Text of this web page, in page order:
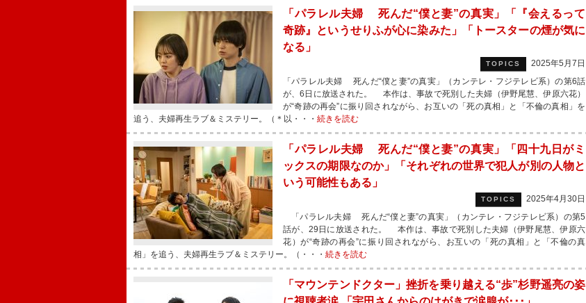
「パラレル夫婦 死んだ“僕と妻”の真実」「『会えるって
奇跡』というせりふが心に染みた」「トースターの煙が気に
なる」
TOPICS
2025年5月7日
「パラレル夫婦 死んだ“僕と妻”の真実」（カンテレ・フジテレビ系）の第6話
が、6日に放送された。 本作は、事故で死別した夫婦（伊野尾慧、伊原六花）
が“奇跡の再会”に振り回されながら、お互いの「死の真相」と「不倫の真相」を
追う、夫婦再生ラブ＆ミステリー。（＊以・・・ 続きを読む
「パラレル夫婦 死んだ“僕と妻”の真実」「四十九日がミ
ックスの期限なのか」「それぞれの世界で犯人が別の人物と
いう可能性もある」
TOPICS
2025年4月30日
「パラレル夫婦 死んだ“僕と妻”の真実」（カンテレ・フジテレビ系）の第5
話が、29日に放送された。 本作は、事故で死別した夫婦（伊野尾慧、伊原六
花）が“奇跡の再会”に振り回されながら、お互いの「死の真相」と「不倫の真
相」を追う、夫婦再生ラブ＆ミステリー。（・・・ 続きを読む
「マウンテンドクター」挫折を乗り越える“歩”杉野遥亮の姿